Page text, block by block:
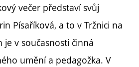
večer představí svůj
Písaříková, a to v Tržnici na
v současnosti činná
umění a pedagožka. V